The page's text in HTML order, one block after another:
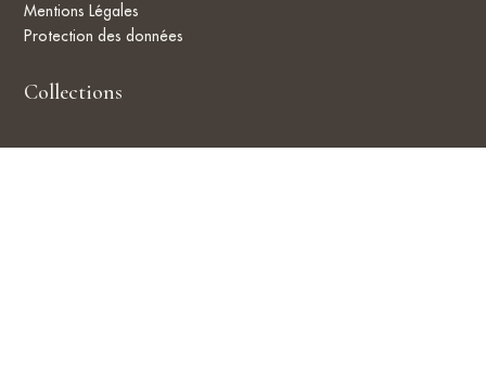
Mentions Légales
Protection des données
Collections